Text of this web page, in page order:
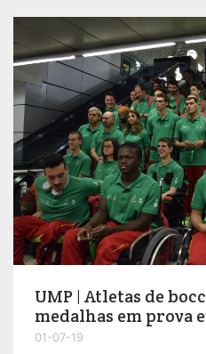
UMP | Atletas de
medalhas em prova
01-07-19